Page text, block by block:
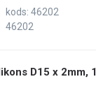
kods: 46202
46202
D15 x 2mm,